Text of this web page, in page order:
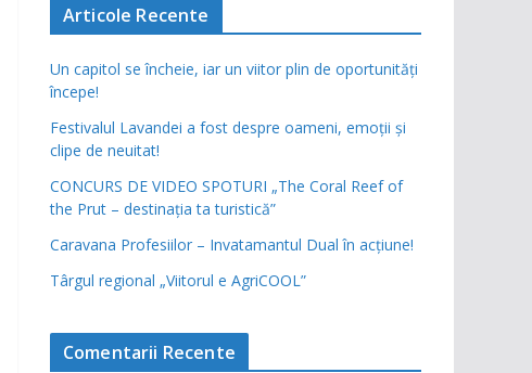
Articole Recente
Un capitol se încheie, iar un viitor plin de oportunități
începe!
Festivalul Lavandei a fost despre oameni, emoții și
clipe de neuitat!
CONCURS DE VIDEO SPOTURI „The Coral Reef of
the Prut – destinația ta turistică”
Caravana Profesiilor – Invatamantul Dual în acțiune!
Târgul regional „Viitorul e AgriCOOL”
Comentarii Recente